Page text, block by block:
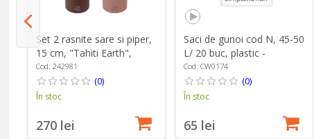
Set 2 rasnite sare si piper,
15 cm, "Tahiti Earth",
Cacao&Nuts - Peugeot
Cod: 242981
(0)
În stoc
270 lei
Saci de gunoi cod N, 45-50
L/ 20 buc, plastic -
simplehuman
Cod: CW0174
(0)
În stoc
65 lei